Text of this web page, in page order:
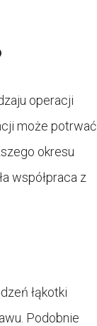
operacji
może potrwać
okresu
współpraca z
łąkotki
Podobnie